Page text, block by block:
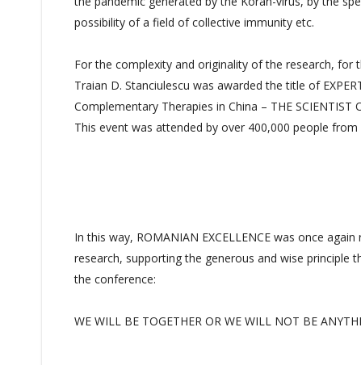
possibility of a field of collective immunity etc.
For the complexity and originality of the research,
Traian D. Stanciulescu was awarded the title of
Complementary Therapies in China – THE SCIENTIST
This event was attended by over 400,000 people
In this way, ROMANIAN EXCELLENCE was once
research, supporting the generous and wise
the conference:
WE WILL BE TOGETHER OR WE WILL NOT BE